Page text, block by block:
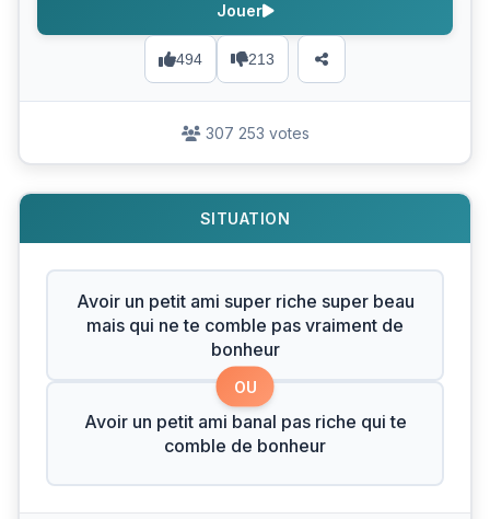
494 213
Jouer
307 253 votes
SITUATION
Avoir un petit ami super riche super beau
mais qui ne te comble pas vraiment de
bonheur
OU
Avoir un petit ami banal pas riche qui te
comble de bonheur